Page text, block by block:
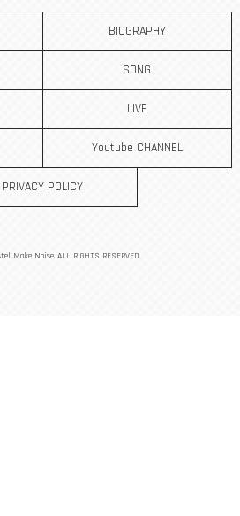
BIOGRAPHY
SONG
LIVE
Youtube CHANNEL
PRIVACY POLICY
Make Noise. ALL RIGHTS RESERVED